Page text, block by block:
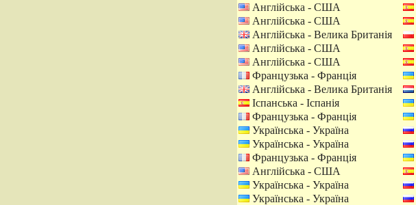
Англійська - США
Англійська - США
Англійська - Велика Британія
Англійська - США
Англійська - США
Французька - Франція
Англійська - Велика Британія
Іспанська - Іспанія
Французька - Франція
Українська - Україна
Українська - Україна
Французька - Франція
Англійська - США
Українська - Україна
Українська - Україна